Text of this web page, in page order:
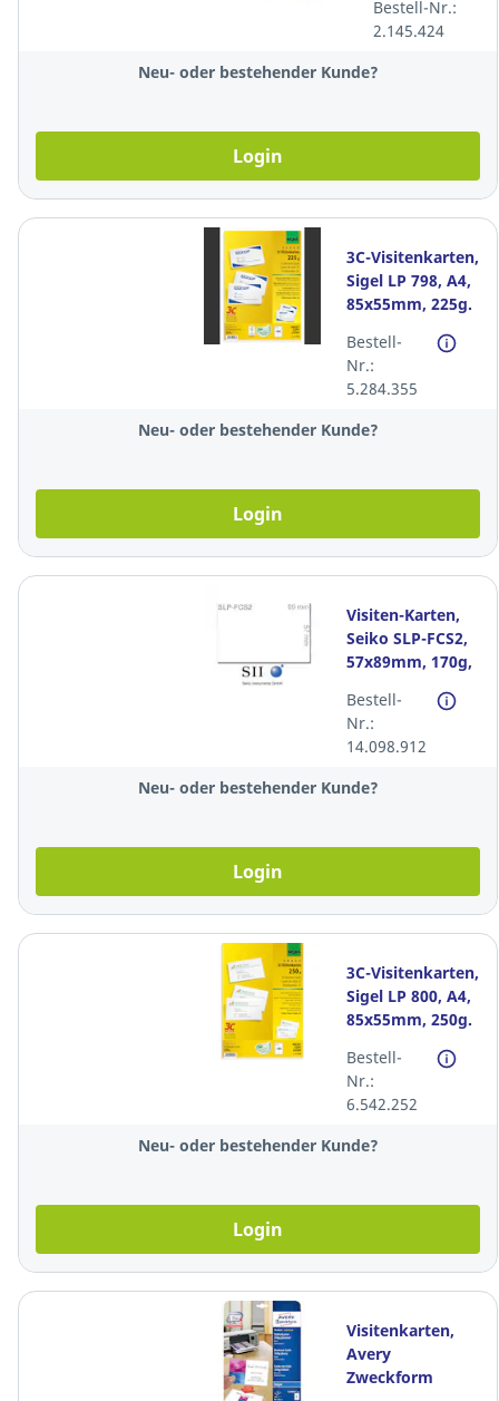
85x54 mm,
Inkjet, weiss,
Pk. à 200 Stk.
Bestell-Nr.:
2.145.424
Neu- oder bestehender Kunde?
Login
3C-Visitenkarten,
Sigel LP 798, A4,
85x55mm, 225g.
100 Stück
Bestell-
Nr.:
5.284.355
Neu- oder bestehender Kunde?
Login
Visiten-Karten,
Seiko SLP-FCS2,
57x89mm, 170g,
600 Stück
Bestell-
Nr.:
14.098.912
Neu- oder bestehender Kunde?
Login
3C-Visitenkarten,
Sigel LP 800, A4,
85x55mm, 250g.
100 Stück
Bestell-
Nr.:
6.542.252
Neu- oder bestehender Kunde?
Login
Visitenkarten,
Avery
Zweckform